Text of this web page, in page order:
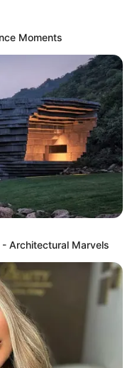
MENU
ET
WIDGETS
06-2025
Moments
Architectural Marvels